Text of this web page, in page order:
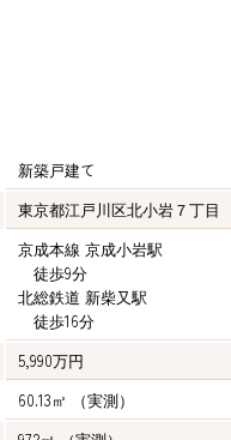
新築戸建て
東京都江戸川区北小岩７丁目
京成本線 京成小岩駅
徒歩9分
北総鉄道 新柴又駅
徒歩16分
5,990万円
60.13㎡ （実測）